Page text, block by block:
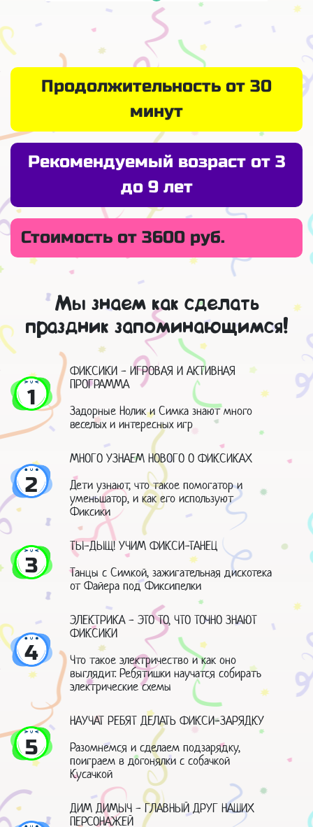
Продолжительность от 30
минут
Рекомендуемый возраст от 3
до 9 лет
Стоимость от 3600 руб.
Мы знаем как сделать
праздник запоминающимся!
1
ФИКСИКИ - ИГРОВАЯ И АКТИВНАЯ
ПРОГРАММА
Задорные Нолик и Симка знают много
веселых и интересных игр
2
МНОГО УЗНАЕМ НОВОГО О ФИКСИКАХ
Дети узнают, что такое помогатор и
уменьшатор, и как его используют
Фиксики
3
ТЫ-ДЫЩ! УЧИМ ФИКСИ-ТАНЕЦ
Танцы с Симкой, зажигательная дискотека
от Файера под Фиксипелки
4
ЭЛЕКТРИКА - ЭТО ТО, ЧТО ТОЧНО ЗНАЮТ
ФИКСИКИ
Что такое электричество и как оно
выглядит. Ребятишки научатся собирать
электрические схемы
5
НАУЧАТ РЕБЯТ ДЕЛАТЬ ФИКСИ-ЗАРЯДКУ
Разомнемся и сделаем подзарядку,
поиграем в догонялки с собачкой
Кусачкой
ДИМ ДИМЫЧ - ГЛАВНЫЙ ДРУГ НАШИХ
ПЕРСОНАЖЕЙ